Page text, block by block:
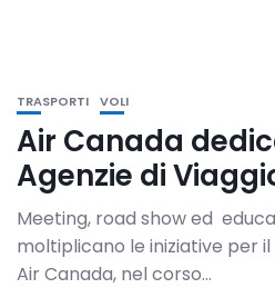
TRASPORTI VOLI
Air Canada
Agenzie di
Meeting, road show ed
moltiplicano le iniziative per
Air Canada, nel corso...